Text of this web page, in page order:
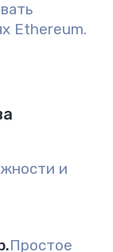
Ethereum.
и
Простое